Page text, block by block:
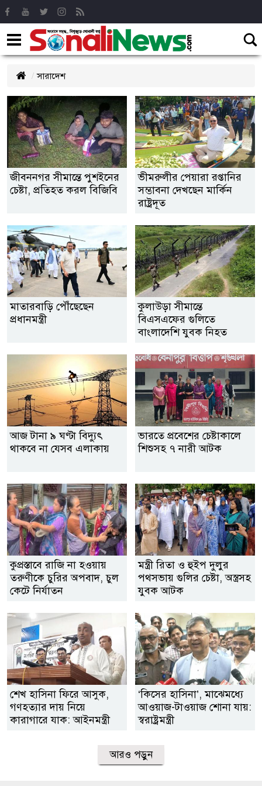
সারাদেশ
জীবননগর সীমান্তে পুশইনের
চেষ্টা, প্রতিহত করল বিজিবি
ভীমরুলীর পেয়ারা রপ্তানির
সম্ভাবনা দেখছেন মার্কিন
রাষ্ট্রদূত
মাতারবাড়ি পৌঁছেছেন
প্রধানমন্ত্রী
কুলাউড়া সীমান্তে
বিএসএফের গুলিতে
বাংলাদেশি যুবক নিহত
আজ টানা ৯ ঘণ্টা বিদ্যুৎ
থাকবে না যেসব এলাকায়
ভারতে প্রবেশের চেষ্টাকালে
শিশুসহ ৭ নারী আটক
কুপ্রস্তাবে রাজি না হওয়ায়
তরুণীকে চুরির অপবাদ, চুল
কেটে নির্যাতন
মন্ত্রী রিতা ও হুইপ দুলুর
পথসভায় গুলির চেষ্টা, অস্ত্রসহ
যুবক আটক
শেখ হাসিনা ফিরে আসুক,
গণহত্যার দায় নিয়ে
কারাগারে যাক: আইনমন্ত্রী
‘কিসের হাসিনা’, মাঝেমধ্যে
আওয়াজ-টাওয়াজ শোনা যায়:
স্বরাষ্ট্রমন্ত্রী
আরও পড়ুন